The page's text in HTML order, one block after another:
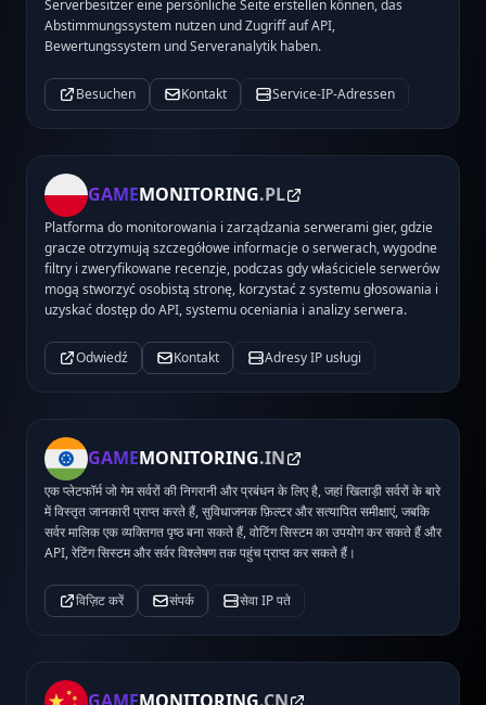
Serverbesitzer eine persönliche Seite erstellen können, das
Abstimmungssystem nutzen und Zugriff auf API,
Bewertungssystem und Serveranalytik haben.
Besuchen Kontakt Service-IP-Adressen
GAMEMONITORING.PL
Platforma do monitorowania i zarządzania serwerami gier, gdzie
gracze otrzymują szczegółowe informacje o serwerach, wygodne
filtry i zweryfikowane recenzje, podczas gdy właściciele serwerów
mogą stworzyć osobistą stronę, korzystać z systemu głosowania i
uzyskać dostęp do API, systemu oceniania i analizy serwera.
Odwiedź Kontakt Adresy IP usługi
GAMEMONITORING.IN
एक प्लेटफॉर्म जो गेम सर्वरों की निगरानी और प्रबंधन के लिए है, जहां खिलाड़ी सर्वरों के बारे
में विस्तृत जानकारी प्राप्त करते हैं, सुविधाजनक फ़िल्टर और सत्यापित समीक्षाएं, जबकि
सर्वर मालिक एक व्यक्तिगत पृष्ठ बना सकते हैं, वोटिंग सिस्टम का उपयोग कर सकते हैं और
API, रेटिंग सिस्टम और सर्वर विश्लेषण तक पहुंच प्राप्त कर सकते हैं।
विज़िट करें संपर्क सेवा IP पते